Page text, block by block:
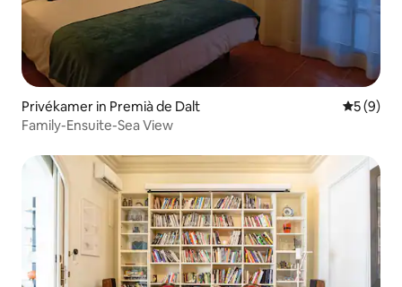
Privékamer in Premià de Dalt
5 (9)
Family-Ensuite-Sea View